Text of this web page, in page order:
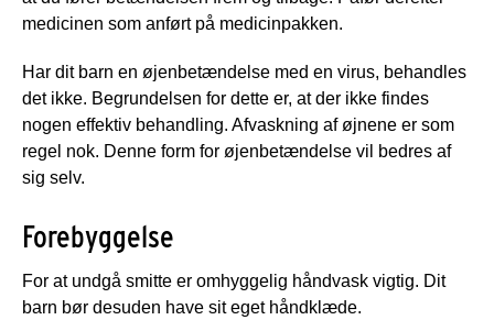
medicinen som anført på medicinpakken.
Har dit barn en øjenbetændelse med en virus, behandles
det ikke. Begrundelsen for dette er, at der ikke findes
nogen effektiv behandling. Afvaskning af øjnene er som
regel nok. Denne form for øjenbetændelse vil bedres af
sig selv.
Forebyggelse
For at undgå smitte er omhyggelig håndvask vigtig. Dit
barn bør desuden have sit eget håndklæde.